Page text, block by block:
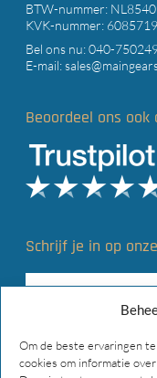
Om de beste ervaringen
cookies om informatie
BTW-nummer:
KVK-nummer:
Bel ons nu:040-
E-mail:
Beoordeel ons ook
Schrijf je in op